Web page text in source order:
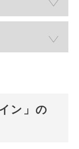
ン」の